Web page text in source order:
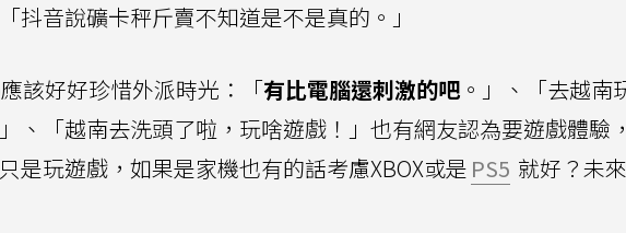
抖音說礦卡秤斤賣不知道是不是真的。」
該好好珍惜外派時光：「有比電腦還刺激的吧 。」、「去越南
、「越南去洗頭了啦，玩啥遊戲！」也有網友認為要遊戲體驗
是玩遊戲，如果是家機也有的話考慮XBOX或是 PS5 就好？未